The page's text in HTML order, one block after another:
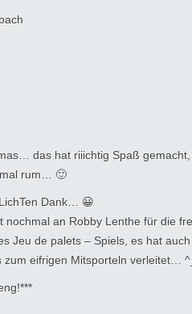
das hat riiichtig Spaß
rum… 🙂
Dank… 😀
nochmal an Robby Lenthe für die
Jeu de palets – Spiels, es hat
zum eifrigen Mitsporteln verleitet…